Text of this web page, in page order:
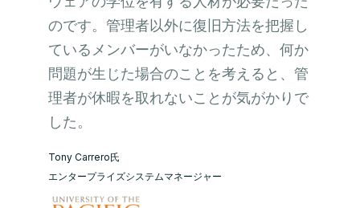
のです。管理者以外に復旧方法を把握し
ているメンバーがいなかったため、何か
問題が生じた場合のことを考えると、管
理者が休暇を取れないことが気がかりで
した。
Tony Carrero氏
エンタープライズシステムマネージャー